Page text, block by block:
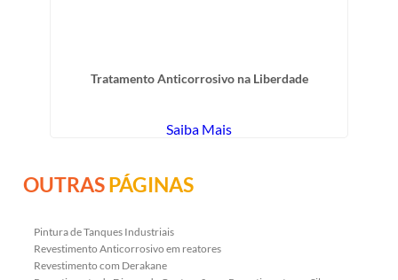
Tratamento Anticorrosivo na Liberdade
Saiba Mais
OUTRASPÁGINAS
Pintura de Tanques Industriais
Revestimento Anticorrosivo em reatores
Revestimento com Derakane